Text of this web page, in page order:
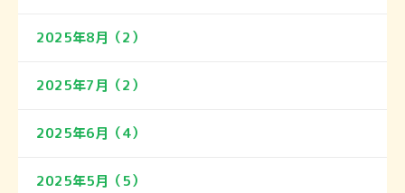
2025年8月（2）
2025年7月（2）
2025年6月（4）
2025年5月（5）